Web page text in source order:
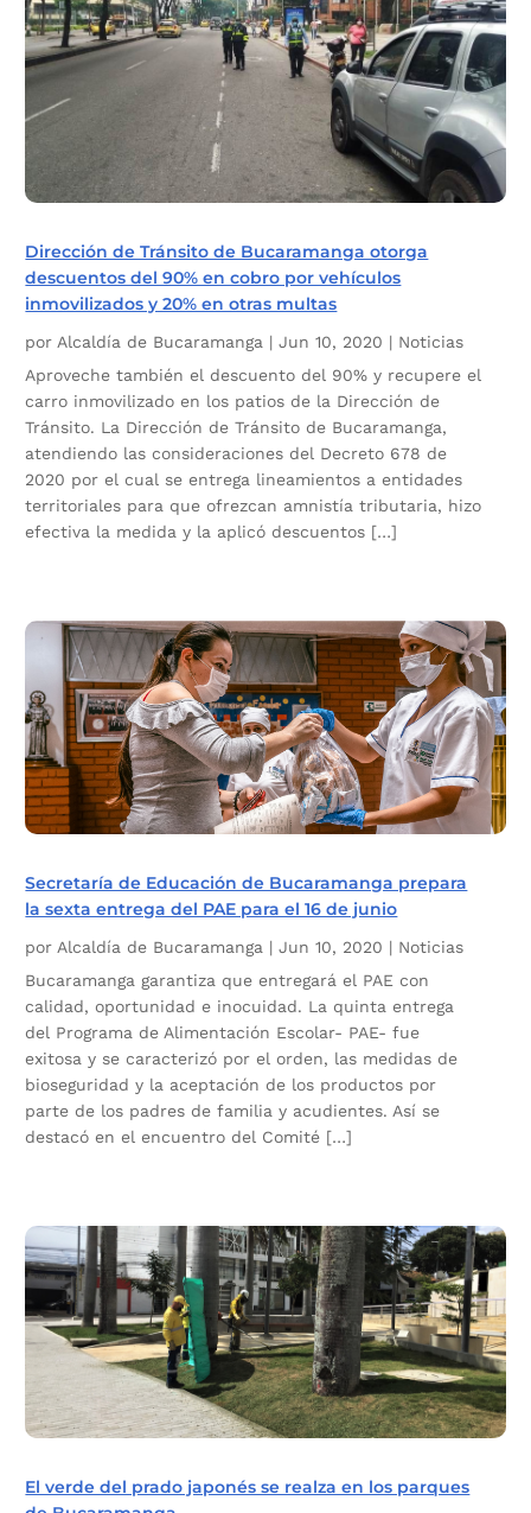
Dirección de Tránsito de Bucaramanga otorga
descuentos del 90% en cobro por vehículos
inmovilizados y 20% en otras multas
por Alcaldía de Bucaramanga |Jun 10, 2020 | Noticias
Aproveche también el descuento del 90% y recupere el
carro inmovilizado en los patios de la Dirección de
Tránsito. La Dirección de Tránsito de Bucaramanga,
atendiendo las consideraciones del Decreto 678 de
2020 por el cual se entrega lineamientos a entidades
territoriales para que ofrezcan amnistía tributaria, hizo
efectiva la medida y la aplicó descuentos […]
Secretaría de Educación de Bucaramanga prepara
la sexta entrega del PAE para el 16 de junio
por Alcaldía de Bucaramanga |Jun 10, 2020 | Noticias
Bucaramanga garantiza que entregará el PAE con
calidad, oportunidad e inocuidad. La quinta entrega
del Programa de Alimentación Escolar- PAE- fue
exitosa y se caracterizó por el orden, las medidas de
bioseguridad y la aceptación de los productos por
parte de los padres de familia y acudientes. Así se
destacó en el encuentro del Comité […]
El verde del prado japonés se realza en los parques